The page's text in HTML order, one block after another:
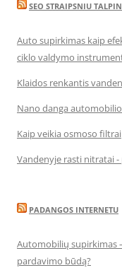
SEO STRAIPSNIU
Auto supirkimas kaip
ciklo valdymo
Klaidos renkantis
Nano danga
Kaip veikia osmoso filtrai
Vandenyje rasti nitratai
PADANGOS INTERNETU
Automobilių supirkimas
pardavimo būdą?